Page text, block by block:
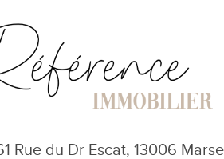
Rue du Dr Escat, 13006